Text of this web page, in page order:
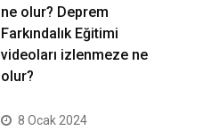
ne olur? Deprem
Farkındalık Eğitimi
videoları izlenmeze ne
olur?
8 Ocak 2024